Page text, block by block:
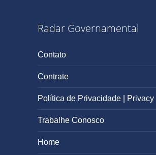
Radar Governamental
Contato
Contrate
Política de Privacidade | Privacy
Trabalhe Conosco
Home